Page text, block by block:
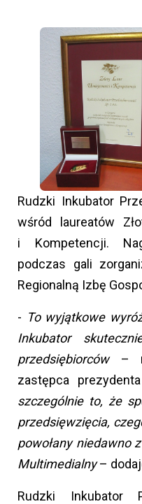
Rudzki Inkubator
wśród laureatów
i Kompetencji.
podczas gali
Regionalną Izbę
- To wyjątkowe
Inkubator
przedsiębiorców–
zastępca
szczególnie to, że
przedsięwzięcia,
powołany niedawno
Multimedialny–
Rudzki Inkubator